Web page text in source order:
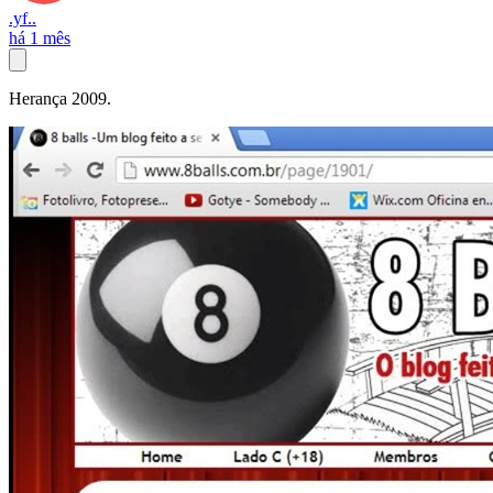
.yf..
há 1 mês
Herança 2009.